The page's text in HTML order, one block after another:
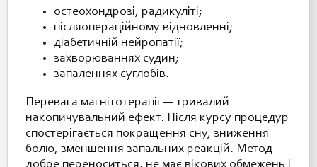
остеохондрозі, радикуліті;
післяопераційному відновленні;
діабетичній нейропатії;
захворюваннях судин;
запаленнях суглобів.
Перевага магнітотерапії — тривалий
накопичувальний ефект. Після курсу процедур
спостерігається покращення сну, зниження
болю, зменшення запальних реакцій. Метод